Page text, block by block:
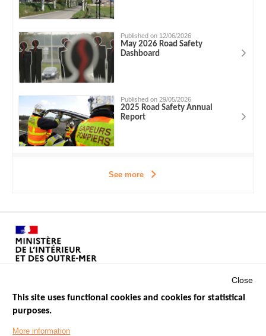
Published on 12/06/2026
May 2026 Road Safety
Dashboard
Published on 29/05/2026
2025 Road Safety Annual
Report
See more
Footer
Close
This site uses functional cookies and cookies for statistical
purposes.
More information